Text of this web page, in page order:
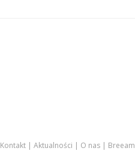
Kontakt Aktualności O nas Breeam